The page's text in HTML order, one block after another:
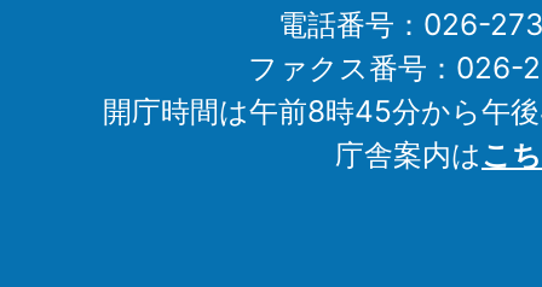
電話番号：026-
ファクス番号：026-
開庁時間は午前8時45分から午
庁舎案内はこ